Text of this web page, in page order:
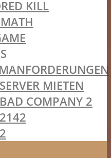
KILL
MIETEN
COMPANY 2